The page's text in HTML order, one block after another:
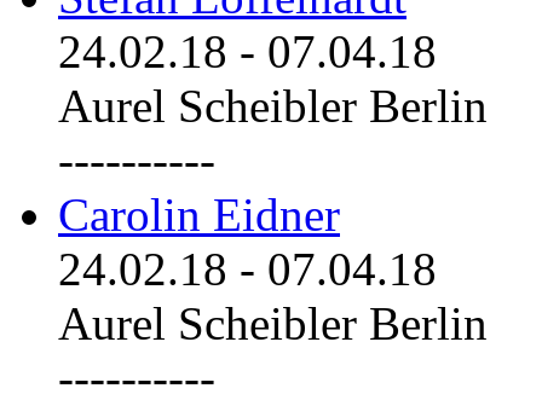
24.02.18 - 07.04.18
Aurel Scheibler Berlin
----------
Carolin Eidner
24.02.18 - 07.04.18
Aurel Scheibler Berlin
----------